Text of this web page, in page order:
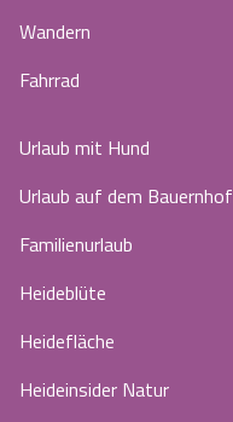
Wandern
Fahrrad
Urlaub mit Hund
Urlaub auf dem Bauernhof
Familienurlaub
Heideblüte
Heidefläche
Heideinsider Natur